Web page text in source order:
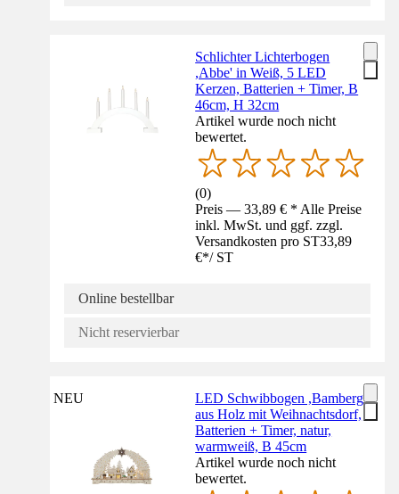
Schlichter Lichterbogen
,Abbe' in Weiß, 5 LED
Kerzen, Batterien + Timer, B
46cm, H 32cm
Artikel wurde noch nicht
bewertet.
(0)
Preis — 33,89 € * Alle Preise
inkl. MwSt. und ggf. zzgl.
Versandkosten pro ST33,89
€*/ ST
Online bestellbar
Nicht reservierbar
NEU
LED Schwibbogen ,Bamberg'
aus Holz mit Weihnachtsdorf,
Batterien + Timer, natur,
warmweiß, B 45cm
Artikel wurde noch nicht
bewertet.